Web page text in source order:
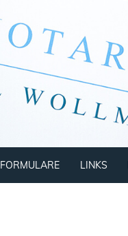
FORMULARE LINKS